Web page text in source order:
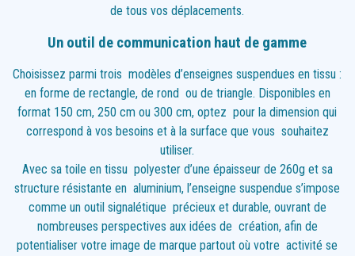
de tous vos déplacements.
Un outil de communication haut de gamme
Choisissez parmi trois modèles d’enseignes suspendues en tissu :
en forme de rectangle, de rond ou de triangle. Disponibles en
format 150 cm, 250 cm ou 300 cm, optez pour la dimension qui
correspond à vos besoins et à la surface que vous souhaitez
utiliser.
Avec sa toile en tissu polyester d’une épaisseur de 260g et sa
structure résistante en aluminium, l’enseigne suspendue s’impose
comme un outil signalétique précieux et durable, ouvrant de
nombreuses perspectives aux idées de création, afin de
potentialiser votre image de marque partout où votre activité se